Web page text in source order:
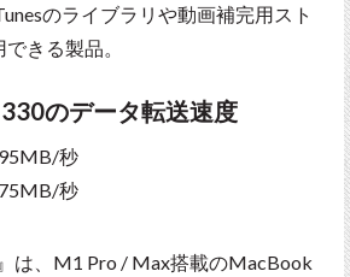
のライブラリや動画補完用スト
きる製品。
のデータ転送速度
秒
秒
は、M1 Pro / Max搭載のMacBook